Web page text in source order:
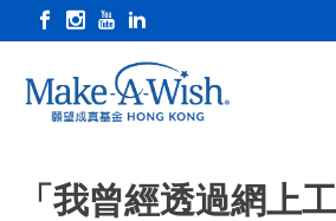
「我曾經透過網上